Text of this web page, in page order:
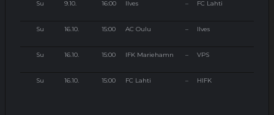
Su 9.10. 16:00 Ilves – FC Lahti
Su 16.10. 15:00 AC Oulu – Ilves
Su 16.10. 15:00 IFK Mariehamn – VPS
Su 16.10. 15:00 FC Lahti – HIFK